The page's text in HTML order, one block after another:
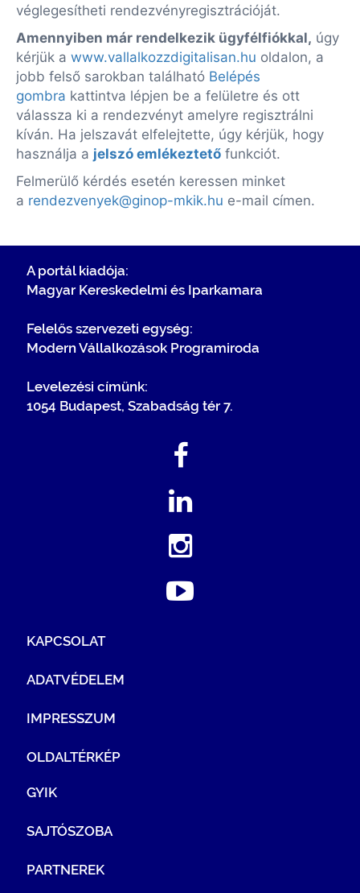
véglegesítheti rendezvényregisztrációját.
Amennyiben már rendelkezik ügyfélfiókkal, úgy
kérjük a www.vallalkozzdigitalisan.hu oldalon, a
jobb felső sarokban található Belépés
gombra kattintva lépjen be a felületre és ott
válassza ki a rendezvényt amelyre regisztrálni
kíván. Ha jelszavát elfelejtette, úgy kérjük, hogy
használja a jelszó emlékeztető funkciót.
Felmerülő kérdés esetén keressen minket
a rendezvenyek@ginop-mkik.hu e-mail címen.
A portál kiadója:
Magyar Kereskedelmi és Iparkamara
Felelős szervezeti egység:
Modern Vállalkozások Programiroda
Levelezési címünk:
1054 Budapest, Szabadság tér 7.
KAPCSOLAT
ADATVÉDELEM
IMPRESSZUM
OLDALTÉRKÉP
GYIK
SAJTÓSZOBA
PARTNEREK